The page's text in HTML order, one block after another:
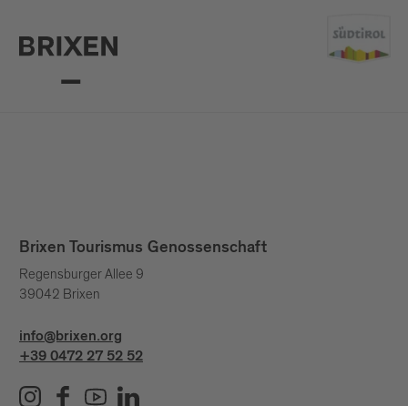
Brixen Tourismus Genossenschaft
Regensburger Allee 9
39042 Brixen
info@brixen.org
+39 0472 27 52 52